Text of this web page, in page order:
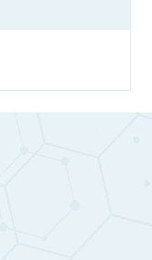
Если учесть,
профилактики хотя